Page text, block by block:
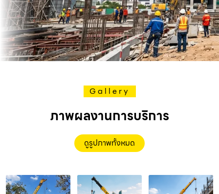
Gallery
ภาพผลงานการบริการ
ดูรูปภาพทั้งหมด